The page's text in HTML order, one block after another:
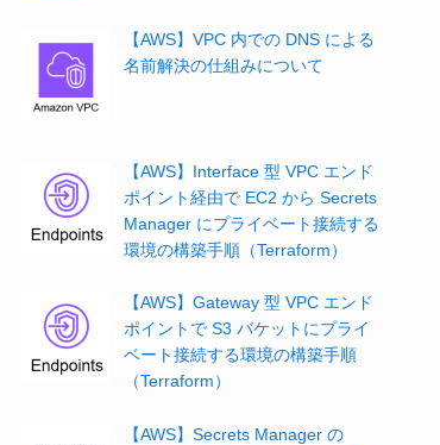
【AWS】VPC 内での DNS による
名前解決の仕組みについて
【AWS】Interface 型 VPC エンド
ポイント経由で EC2 から Secrets
Manager にプライベート接続する
環境の構築手順（Terraform）
【AWS】Gateway 型 VPC エンド
ポイントで S3 バケットにプライ
ベート接続する環境の構築手順
（Terraform）
【AWS】Secrets Manager の